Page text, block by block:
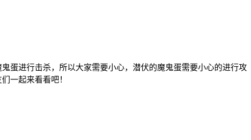
蛋进行击杀，所以大家需要小心，潜伏的魔鬼蛋需要小心的进行攻
一起来看看吧！